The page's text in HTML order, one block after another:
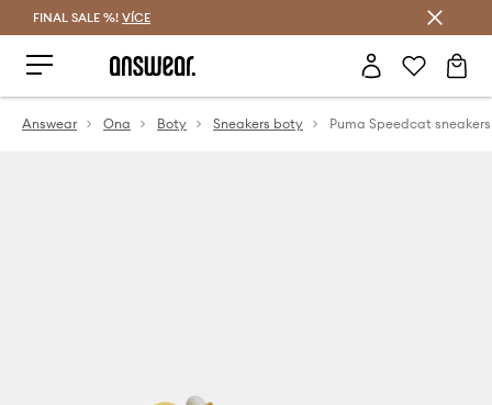
FINAL SALE %! VÍCE
Answear Ona Boty Sneakers boty